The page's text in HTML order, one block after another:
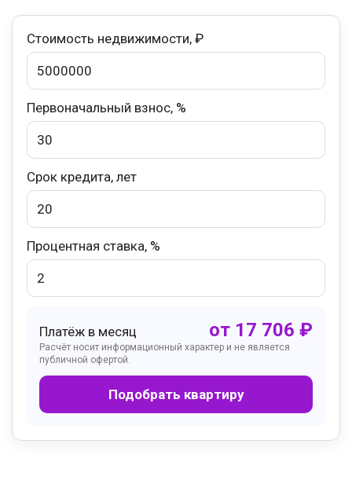
Стоимость недвижимости, ₽
Первоначальный взнос, %
Срок кредита, лет
Процентная ставка, %
Платёж в месяц от 17 706 ₽
Расчёт носит информационный характер и не является
публичной офертой.
Подобрать квартиру